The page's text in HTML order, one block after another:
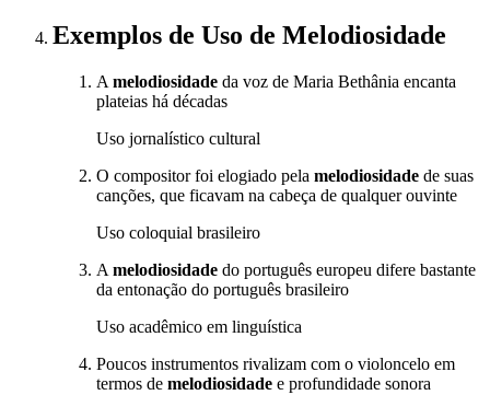
Exemplos de Uso de Melodiosidade
A melodiosidade da voz de Maria Bethânia encanta
plateias há décadas
Uso jornalístico cultural
O compositor foi elogiado pela melodiosidade de suas
canções, que ficavam na cabeça de qualquer ouvinte
Uso coloquial brasileiro
A melodiosidade do português europeu difere bastante
da entonação do português brasileiro
Uso acadêmico em linguística
Poucos instrumentos rivalizam com o violoncelo em
termos de melodiosidade e profundidade sonora